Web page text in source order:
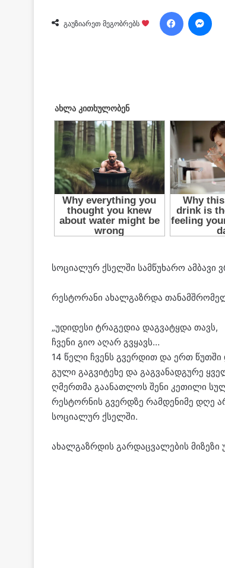
გაუზიარეთ მეგობრებს
Facebook
სოციალურ ქსელში სამწუხარო ამბავი
რესტორანი ახალგაზრდა
„უდიდესი ტრაგედია დაგვატყდა თავს,
ჩვენი გიო აღარ გვყავს…
14 წელი ჩვენს გვერდით და ერთ
გული გაგვიტეხე და გაგვანადგურე
ღმერთმა გაანათლოს შენი კეთილი
რესტორნის გვერდზე რამდენიმე დღე
სოციალურ ქსელში.
ახალგაზრდის გარდაცვალების მიზეზი